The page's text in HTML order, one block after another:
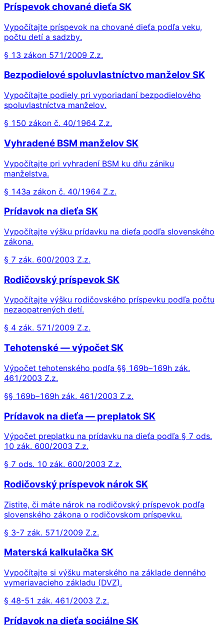
Príspevok chované dieťa SK
Vypočítajte príspevok na chované dieťa podľa veku,
počtu detí a sadzby.
§ 13 zákon 571/2009 Z.z.
Bezpodielové spoluvlastníctvo manželov SK
Vypočítajte podiely pri vyporiadaní bezpodielového
spoluvlastníctva manželov.
§ 150 zákon č. 40/1964 Z.z.
Vyhradené BSM manželov SK
Vypočítajte pri vyhradení BSM ku dňu zániku
manželstva.
§ 143a zákon č. 40/1964 Z.z.
Prídavok na dieťa SK
Vypočítajte výšku prídavku na dieťa podľa slovenského
zákona.
§ 7 zák. 600/2003 Z.z.
Rodičovský príspevok SK
Vypočítajte výšku rodičovského príspevku podľa počtu
nezaopatrených detí.
§ 4 zák. 571/2009 Z.z.
Tehotenské — výpočet SK
Výpočet tehotenského podľa §§ 169b–169h zák.
461/2003 Z.z.
§§ 169b–169h zák. 461/2003 Z.z.
Prídavok na dieťa — preplatok SK
Výpočet preplatku na prídavku na dieťa podľa § 7 ods.
10 zák. 600/2003 Z.z.
§ 7 ods. 10 zák. 600/2003 Z.z.
Rodičovský príspevok nárok SK
Zistite, či máte nárok na rodičovský príspevok podľa
slovenského zákona o rodičovskom príspevku.
§ 3-7 zák. 571/2009 Z.z.
Materská kalkulačka SK
Vypočítajte si výšku materského na základe denného
vymeriavacieho základu (DVZ).
§ 48-51 zák. 461/2003 Z.z.
Prídavok na dieťa sociálne SK